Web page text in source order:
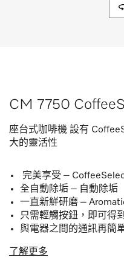
CM 7750
座台式咖啡機 設有
大的靈活性
完美享受 –
全自動除垢 – 自動除垢
一直新鮮研磨 –
只需輕觸按鈕，即可得
與電器之間的通訊再簡
了解更多